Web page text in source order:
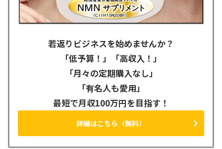
若返りビジネスを始めませんか？
「低予算！」「高収入！」
「月々の定期購入なし」
「有名人も愛用」
最短で月収100万円を目指す！
詳細はこちら（無料）